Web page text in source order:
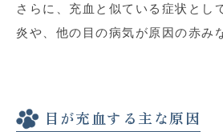
さらに、充血と似ている症状とし
炎や、他の目の病気が原因の赤み
目が充血する主な原因